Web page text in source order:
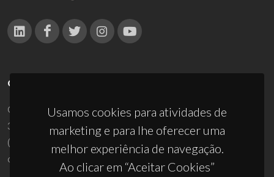
Usamos cookies para atividades de
marketing e para lhe oferecer uma
melhor experiência de navegação.
Ao clicar em “Aceitar Cookies”
CONTACTOS
Campus Universitário de Santiago
3810-193 Aveiro - Portugal
(+351) 234 370 200
ciceco@ua.pt